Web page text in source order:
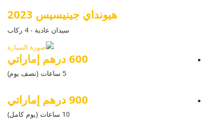
هيونداي جينيسيس 2023
سيدان عادية - 4 ركاب
600 درهم إماراتي
5 ساعات (نصف يوم)
900 درهم إماراتي
10 ساعات (يوم كامل)